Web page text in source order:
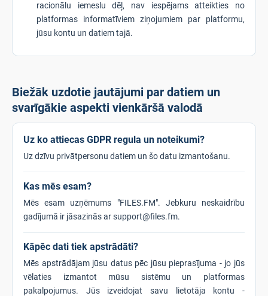
racionālu iemeslu dēļ, nav iespējams atteikties no
platformas informatīviem ziņojumiem par platformu,
jūsu kontu un datiem tajā.
Biežāk uzdotie jautājumi par datiem un
svarīgākie aspekti vienkāršā valodā
Uz ko attiecas GDPR regula un noteikumi?
Uz dzīvu privātpersonu datiem un šo datu izmantošanu.
Kas mēs esam?
Mēs esam uzņēmums "FILES.FM". Jebkuru neskaidrību
gadījumā ir jāsazinās ar support@files.fm.
Kāpēc dati tiek apstrādāti?
Mēs apstrādājam jūsu datus pēc jūsu pieprasījuma - jo jūs
vēlaties izmantot mūsu sistēmu un platformas
pakalpojumus. Jūs izveidojat savu lietotāja kontu -